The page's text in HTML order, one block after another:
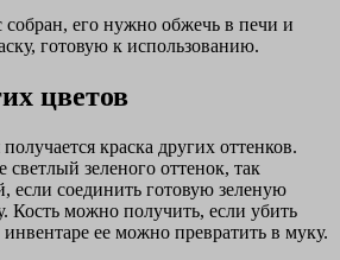
собран, его нужно обжечь в печи и
готовую к использованию.
цветов
краска других оттенков.
зеленого оттенок, так
если соединить готовую зеленую
Кость можно получить, если убить
инвентаре ее можно превратить в муку.